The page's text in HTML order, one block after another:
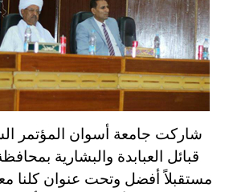
شاركت جامعة أسوان المؤتمر
قبائل العبابدة والبشارية
مستقبلاً أفضل وتحت عنوان كلنا